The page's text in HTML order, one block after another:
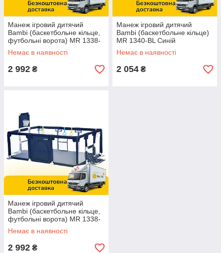
Манеж ігровий дитячий
Bambi (баскетбольне кільце,
футбольні ворота) MR 1338-
BG Бежевий
Немає в наявності
2 992 ₴
Манеж ігровий дитячий
Bambi (баскетбольне кільце)
MR 1340-BL Синій
Немає в наявності
2 054 ₴
Манеж ігровий дитячий
Bambi (баскетбольне кільце,
футбольні ворота) MR 1338-
BL Синій
Немає в наявності
2 992 ₴